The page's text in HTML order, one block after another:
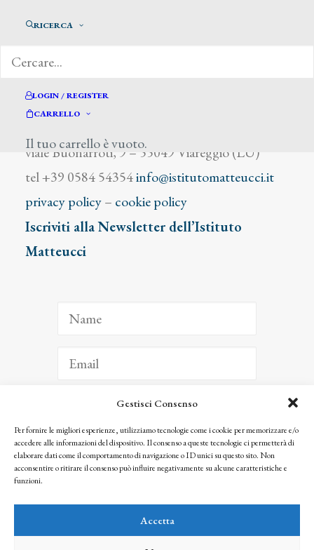
Gestisci Consenso
Per fornire le migliori esperienze, utilizziamo tecnologie come i cookie per memorizzare e/o
accedere alle informazioni del dispositivo. Il consenso a queste tecnologie ci permetterà di
elaborare dati come il comportamento di navigazione o ID unici su questo sito. Non
acconsentire o ritirare il consenso può influire negativamente su alcune caratteristiche e
funzioni.
Accetta
RICERCA
LOGIN / REGISTER
CARRELLO
Il tuo carrello è vuoto.
viale Buonarroti, 9 – 55049 Viareggio (LU)
tel +39 0584 54354info@istitutomatteucci.it
privacy policy– cookie policy
Iscriviti alla Newsletter dell’Istituto
Matteucci
ISCRIVITI
Facendo clic per iscriverti, riconosci che le tue informazioni saranno trattate
seguendo la nostra Privacy Policy
© 2025 Istituto Matteucci. All right reserved
l’autorizzazione scritta dei proprietari dei diritti e dell’Istituto Matteucci